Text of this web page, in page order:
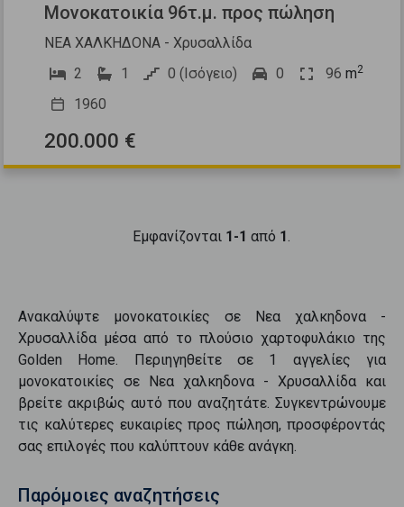
Μονοκατοικία 96τ.μ. προς πώληση
ΝΕΑ ΧΑΛΚΗΔΟΝΑ - Χρυσαλλίδα
2
1 0 (Ισόγειο) 0 96 m2
1960
200.000 €
Εμφανίζονται 1-1 από 1
Ανακαλύψτε μονοκατοικίες σε Νεα χαλκηδονα -
Χρυσαλλίδα μέσα από το πλούσιο χαρτοφυλάκιο της
Golden Home. Περιηγηθείτε σε 1
αγγελίες για
μονοκατοικίες σε Νεα χαλκηδονα - Χρυσαλλίδα και
βρείτε ακριβώς αυτό που αναζητάτε. Συγκεντρώνουμε
τις καλύτερες ευκαιρίες προςπώληση, προσφέροντάς
σας επιλογές που καλύπτουν κάθε ανάγκη.
Παρόμοιες αναζητήσεις